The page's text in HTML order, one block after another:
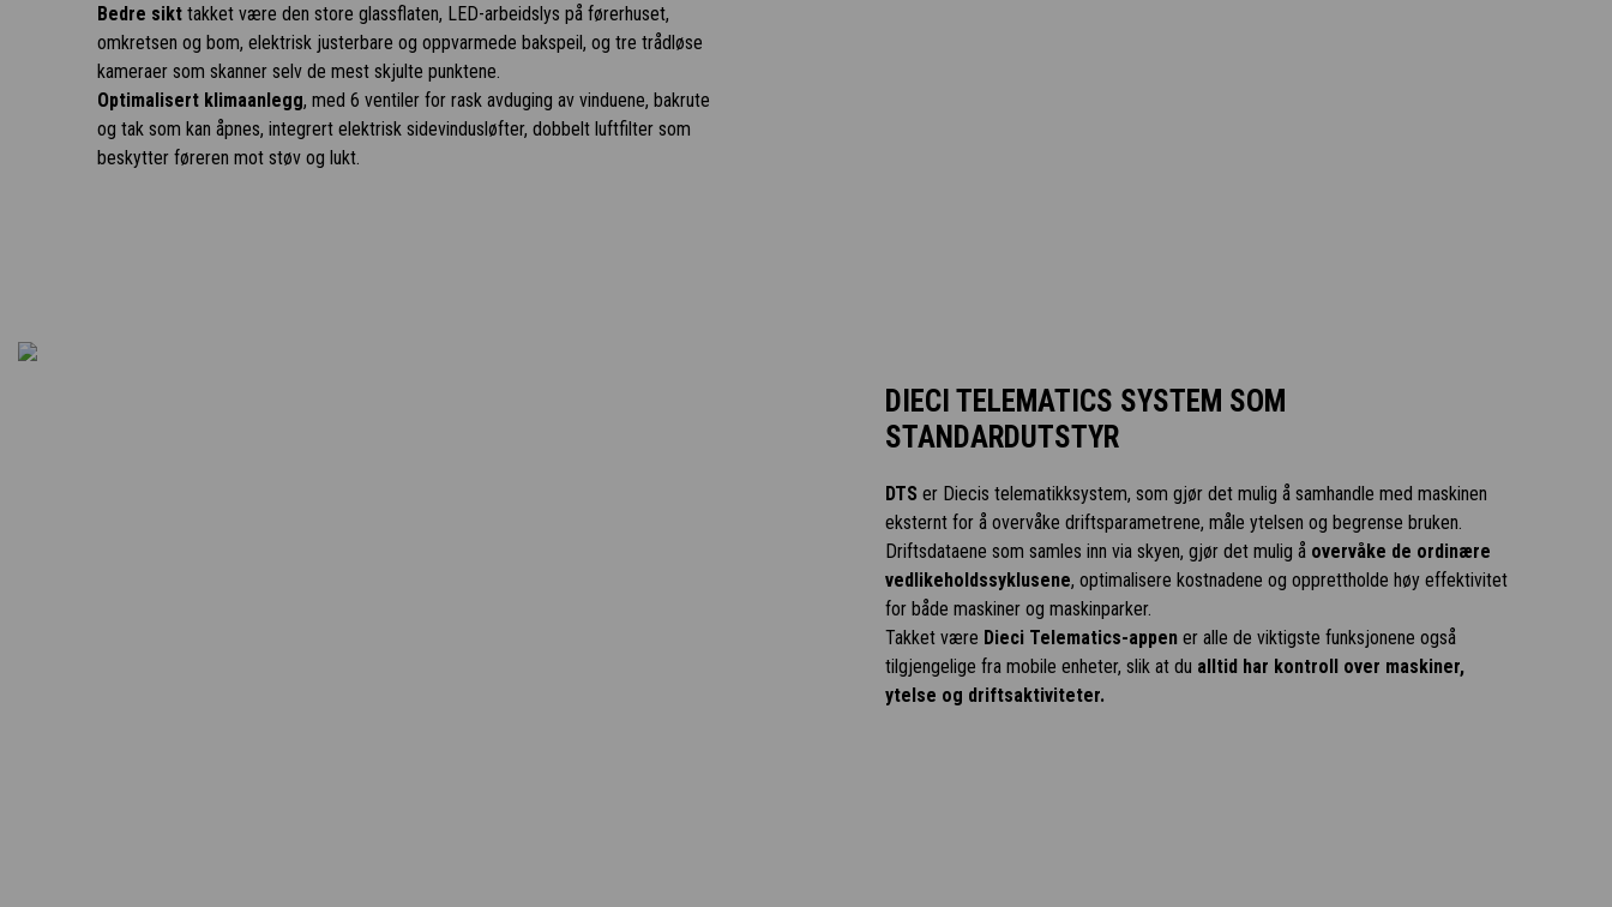
Bedre sikttakket være den store glassflaten, LED-arbeidslys på førerhuset,
omkretsen og bom, elektrisk justerbare og oppvarmede bakspeil, og tre trådløse
kameraer som skanner selv de mest skjulte punktene.
Optimalisert klimaanlegg, med 6 ventiler for rask avduging av vinduene, bakrute
og tak som kan åpnes, integrert elektrisk sidevindusløfter, dobbelt luftfilter som
beskytter føreren mot støv og lukt.
DIECI TELEMATICS SYSTEM SOM
STANDARDUTSTYR
DTS er Diecis telematikksystem, som gjør det mulig å samhandle med maskinen
eksternt for å overvåke driftsparametrene, måle ytelsen og begrense bruken.
Driftsdataene som samles inn via skyen, gjør det mulig å overvåke de ordinære
vedlikeholdssyklusene, optimalisere kostnadene og opprettholde høy effektivitet
for både maskiner og maskinparker.
Takket være Dieci Telematics-appener alle de viktigste funksjonene også
tilgjengelige fra mobile enheter, slik at du alltid har kontroll over maskiner,
ytelse og driftsaktiviteter.